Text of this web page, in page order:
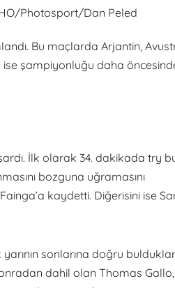
Photosport/Dan Peled
Bu maçlarda Arjantin,
ise şampiyonluğu daha
İlk olarak 34. dakikada try
bozguna uğramasını
kaydetti. Diğerisini ise
sonlarına doğru
dahil olan Thomas Gallo,